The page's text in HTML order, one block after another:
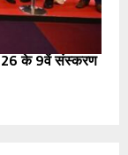
के 9वें संस्करण